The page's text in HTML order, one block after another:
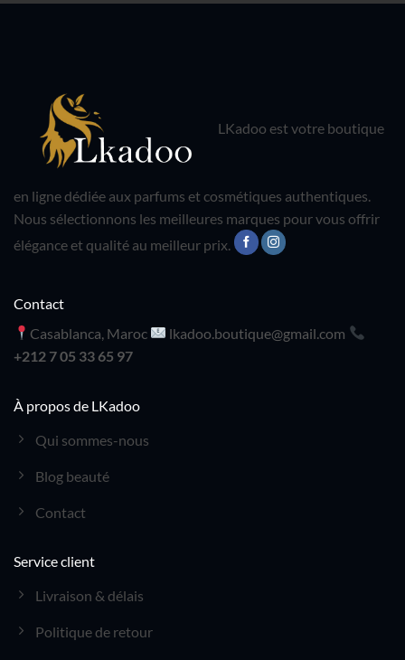
LKadoo est votre boutique
en ligne dédiée aux parfums et cosmétiques authentiques.
Nous sélectionnons les meilleures marques pour vous offrir
élégance et qualité au meilleur prix.
À propos de LKadoo
Qui sommes-nous
Blog beauté
Contact
Service client
Livraison & délais
Politique de retour
Contact
Casablanca, Maroc
lkadoo.boutique@gmail.com
+212 7 05 33 65 97